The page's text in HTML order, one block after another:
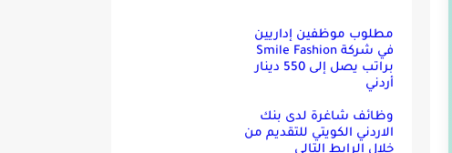
مطلوب موظفين إداريين
في شركة Smile Fashion
براتب يصل إلى 550 دينار
أردني
وظائف شاغرة لدى بنك
الاردني الكويتي للتقديم من
خلال الرابط التالي